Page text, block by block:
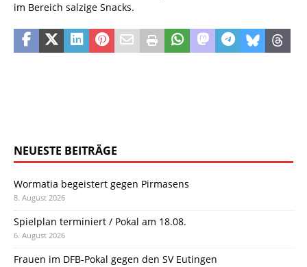
im Bereich salzige Snacks.
NEUESTE BEITRÄGE
Wormatia begeistert gegen Pirmasens
8. August 2026
Spielplan terminiert / Pokal am 18.08.
6. August 2026
Frauen im DFB-Pokal gegen den SV Eutingen